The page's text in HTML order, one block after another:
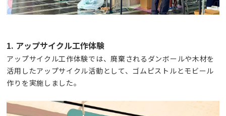
1. アップサイクル工作体験
アップサイクル工作体験では、廃棄されるダンボールや木材を
活用したアップサイクル活動として、ゴムピストルとモビール
作りを実施しました。